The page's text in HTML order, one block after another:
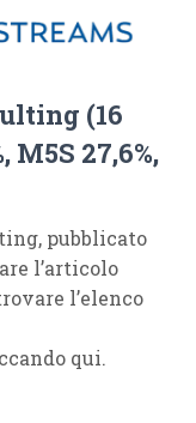
(16
M5S 27,6%,
pubblicato
l’articolo
l’elenco
qui.